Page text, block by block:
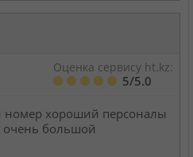
Оценка сервису ht.kz:
5/5.0
хороший персоналы
очень большой